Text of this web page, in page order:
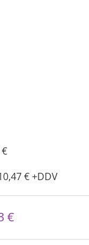
€ +DDV
€